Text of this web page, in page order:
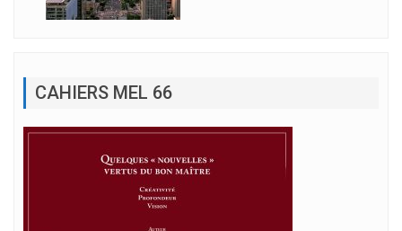
CAHIERS MEL 66